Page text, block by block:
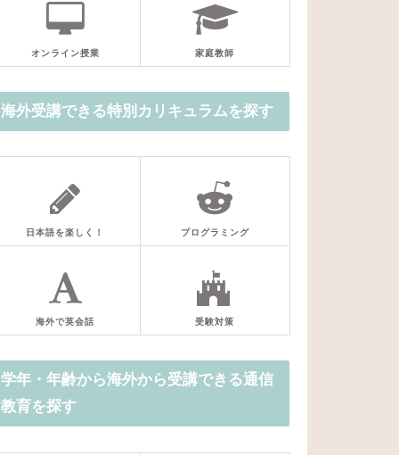
オンライン授業 家庭教師
海外受講できる特別カリキュラムを探す
日本語を楽しく！ プログラミング
海外で英会話 受験対策
学年・年齢から海外から受講できる通信
教育を探す